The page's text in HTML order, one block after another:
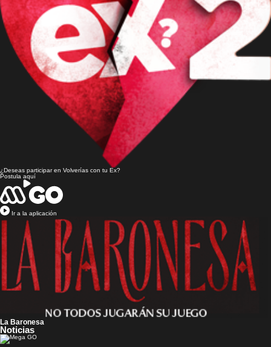
¿Deseas participar en Volverías con tu Ex?
Postula aquí
Ir a la aplicación
La Baronesa
Noticias